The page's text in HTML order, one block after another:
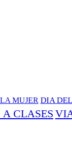
MUJER DIA
A CLASES